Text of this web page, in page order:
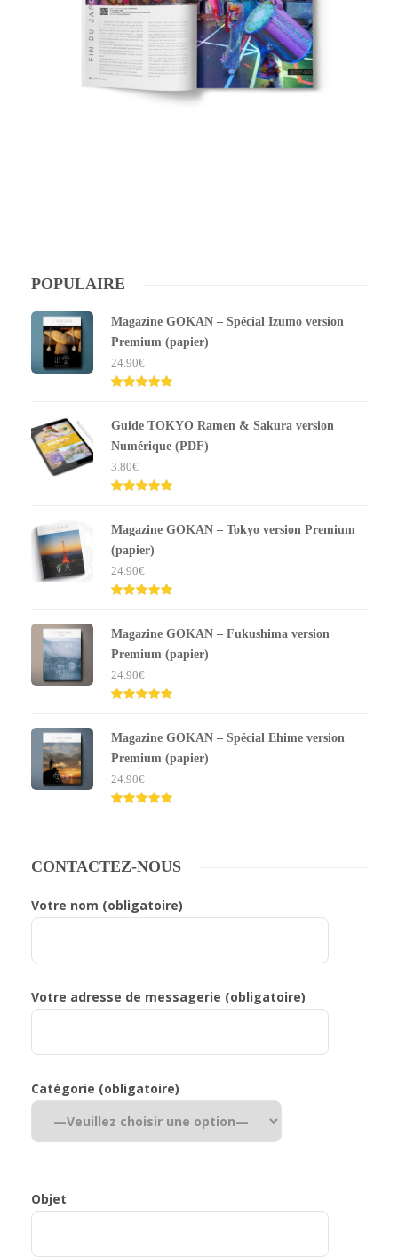
POPULAIRE
Magazine GOKAN – Spécial Izumo version
Premium (papier)
24.90€
sur 5
Guide TOKYO Ramen & Sakura version
Numérique (PDF)
3.80€
sur 5
Magazine GOKAN – Tokyo version Premium
(papier)
24.90€
sur 5
Magazine GOKAN – Fukushima version
Premium (papier)
24.90€
sur 5
Magazine GOKAN – Spécial Ehime version
Premium (papier)
24.90€
CONTACTEZ-NOUS
Votre nom (obligatoire)
Votre adresse de messagerie (obligatoire)
Catégorie (obligatoire)
Objet